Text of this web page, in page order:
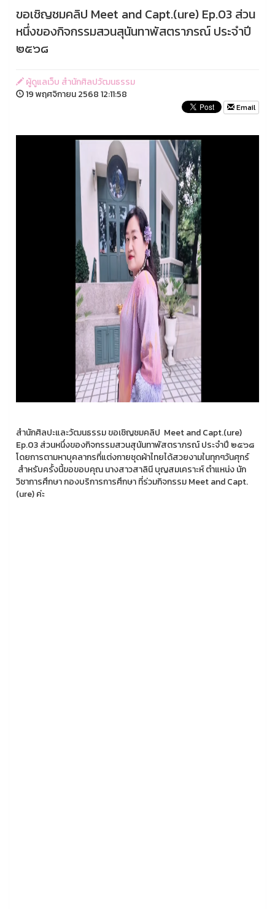
ขอเชิญชมคลิป Meet and Capt.(ure) Ep.03 ส่วน
หนึ่งของกิจกรรมสวนสุนันทาพัสตราภรณ์ ประจำปี
๒๕๖๘
ผู้ดูแลเว็บ สำนักศิลปวัฒนธรรม
19 พฤศจิกายน 2568 12:11:58
Email
สำนักศิลปะและวัฒนธรรม ขอเชิญชมคลิป Meet and Capt.(ure)
Ep.03 ส่วนหนึ่งของกิจกรรมสวนสุนันทาพัสตราภรณ์ ประจำปี ๒๕๖๘
โดยการตามหาบุคลากรที่แต่งกายชุดผ้าไทยได้สวยงามในทุกๆวันศุกร์
สำหรับครั้งนี้ขอขอบคุณ นางสาวสาลินี บุญสมเคราะห์ ตำแหน่ง นัก
วิชาการศึกษา กองบริการการศึกษา ที่ร่วมกิจกรรม Meet and Capt.
(ure) ค่ะ